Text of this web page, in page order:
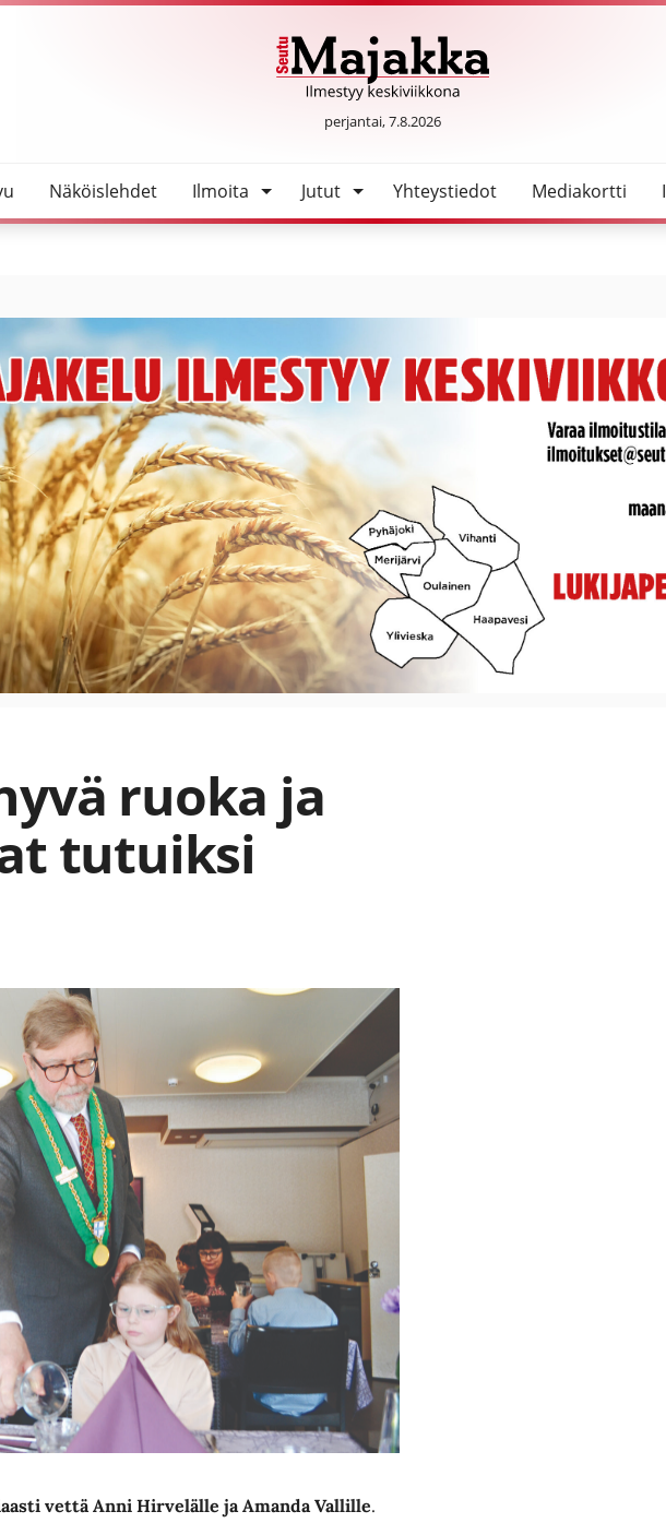
SeutuMajakka
perjantai, 7.8.2026
Näköislehdet Ilmoita Jutut Yhteystiedot Mediakortti
ruoka ja
tutuiksi
vettä Anni Hirvelälle ja Amanda Vallille.